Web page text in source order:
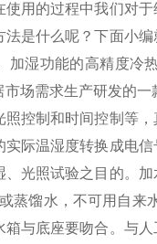
用的过程中我们对
是什么呢？下面小
加湿功能的高精度冷
场需求生产研发的
控制和时间控制等
际温湿度转换成电
光照试验之目的。
蒸馏水，不可用自
与底座要吻合。与